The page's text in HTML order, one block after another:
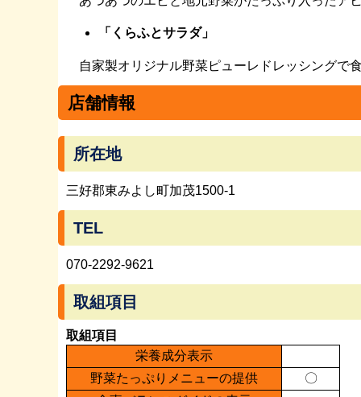
「くらふとサラダ」
自家製オリジナル野菜ピューレドレッシングで
店舗情報
所在地
三好郡東みよし町加茂1500-1
TEL
070-2292-9621
取組項目
取組項目
栄養成分表示
野菜たっぷりメニューの提供
〇